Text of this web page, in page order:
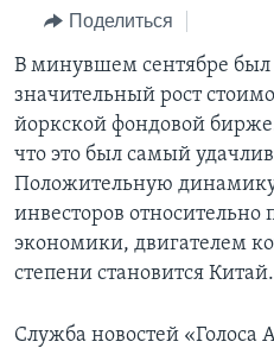
Перейти
поиск
ПОЧЕМУ ЭТО ВАЖНО?
ДИСКУССИЯ VOA
ДЕТАЛИ
НЬЮ-ЙОРК NEW YORK
АМЕРИКА. БОЛЬШОЕ
А КАК В АМЕРИКЕ?
АРТЕФАКТЫ
АМЕРИКАНСКИЕ ГОРОДКИ
ТЕСТЫ
ФАКТЫ ПРОТИВ ФЕЙКОВ
ЗА СВОБОДУ ПРЕССЫ
УЧИМ АНГЛИЙСКИЙ
ВИДЕО
ПОДПИСКА НА НОВОСТИ
Learning English
Поделиться
В минувшем сентябре был
значительный рост
йоркской фондовой
что это был самый
Положительную
инвесторов
экономики, двигателем
степени становится
Служба новостей «Голоса